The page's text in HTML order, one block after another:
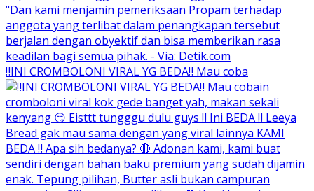
‼️INI CROMBOLONI VIRAL YG BEDA‼️ Mau coba